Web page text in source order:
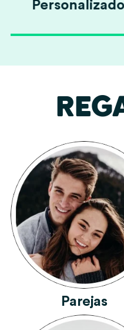
Parejas